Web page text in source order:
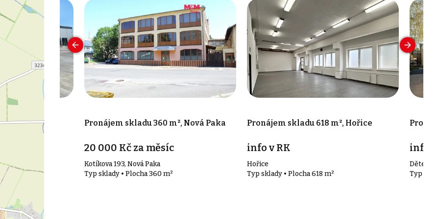
m², Hořice
m²
Pronájem skladu 360 m², Nová Paka
20 000 Kč za měsíc
Kotíkova 193, Nová Paka
Typ sklady • Plocha 360 m²
Pronájem skladu 618 m², Hořice
info v RK
Hořice
Typ sklady • Plocha 618 m²
info v
Dětenice
Typ